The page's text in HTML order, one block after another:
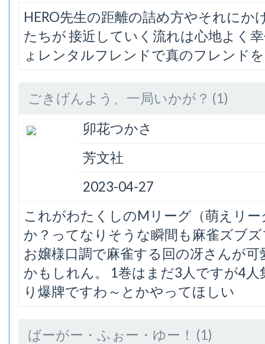
HERO先生の距離の詰め方やそれに
たちが 接近していく流れは心地よく
ょレンタルフレンドで真のフレンド
ごきげんよう、一局いかが？ (1)
卯花つかさ
芳文社
2023-04-27
これがわたくしのMリーグ（萌えリ
か？ってなりそうな瞬間も麻雀ズブ
お嬢様口調で麻雀する回の冴さんが
かもしれん。 1巻はまだ3人ですが4
り爆牌ですわ～とかやってほしい
ばーがー・ふぉー・ゆー！ (1)